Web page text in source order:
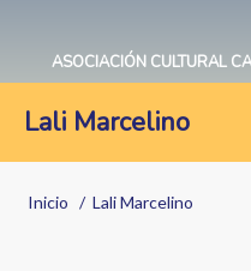
ASOCIACIÓN CULTURAL
Lali Marcelino
Sobrescribir
Inicio Lali Marcelino